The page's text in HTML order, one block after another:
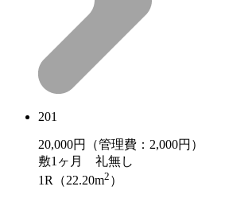
201
20,000円（管理費：2,000円）
敷1ヶ月 礼無し
1R（22.20m2 ）